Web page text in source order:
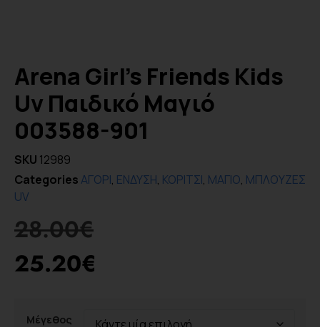
Arena Girl’s Friends Kids
Uv Παιδικό Μαγιό
003588-901
SKU 12989
CategoriesΑΓΟΡΙ, ΕΝΔΥΣΗ, ΚΟΡΙΤΣΙ, ΜΑΓΙΟ, ΜΠΛΟΥΖΕΣ
UV
28.00€
25.20€
Μέγεθος